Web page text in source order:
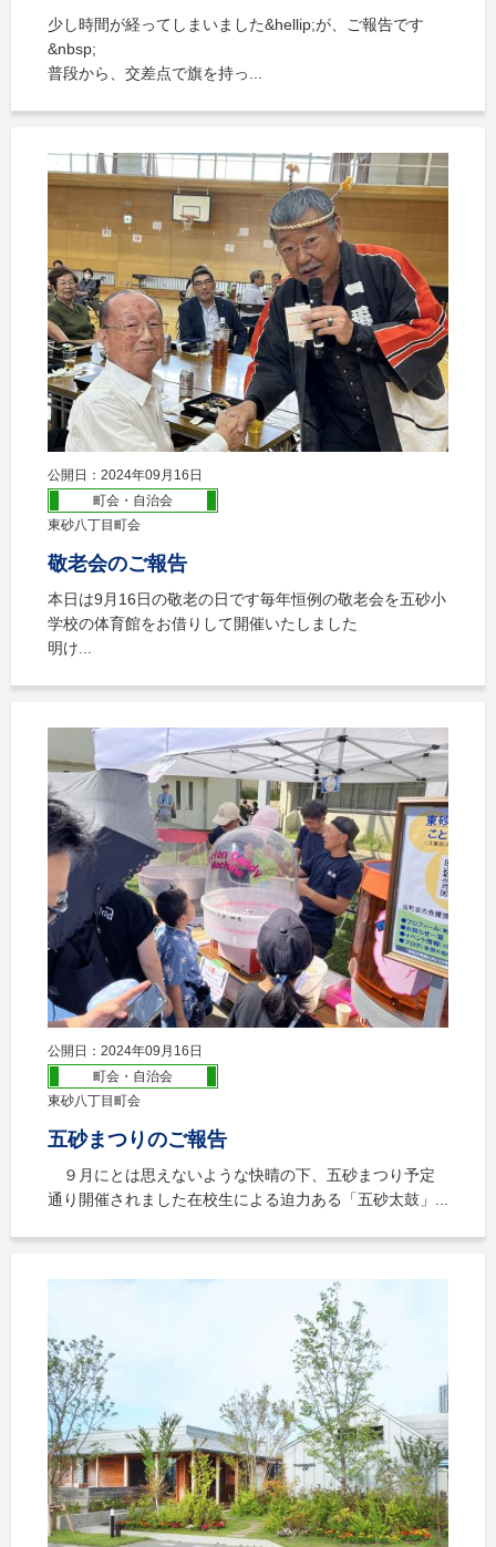
少し時間が経ってしまいました&hellip;が、ご報告です
&nbsp;
普段から、交差点で旗を持っ...
公開日：2024年09月16日
町会・自治会
東砂八丁目町会
敬老会のご報告
本日は9月16日の敬老の日です毎年恒例の敬老会を五砂小
学校の体育館をお借りして開催いたしました
明け...
公開日：2024年09月16日
町会・自治会
東砂八丁目町会
五砂まつりのご報告
９月にとは思えないような快晴の下、五砂まつり予定
通り開催されました在校生による迫力ある「五砂太鼓」...